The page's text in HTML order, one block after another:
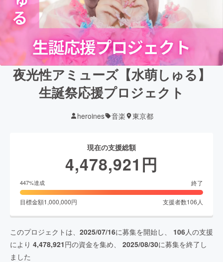
夜光性アミューズ【水萌しゅる】
生誕祭応援プロジェクト
heroines 音楽 東京都
現在の支援総額
4,478,921 円
447%達成 終了
目標金額1,000,000円 支援者数106 人
このプロジェクトは、 2025/07/16に募集を開始し、 106人の支援
により 4,478,921円の資金を集め、 2025/08/30に募集を終了し
ました